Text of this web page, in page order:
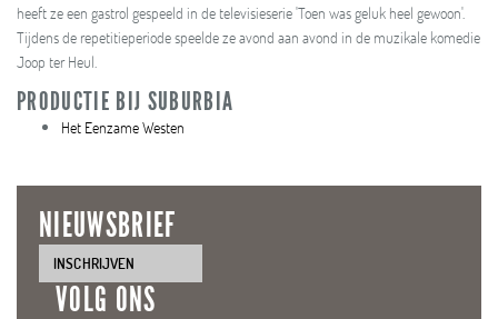
heeft ze een gastrol gespeeld in de televisieserie 'Toen was geluk heel gewoon'.
Tijdens de repetitieperiode speelde ze avond aan avond in de muzikale komedie
Joop ter Heul.
PRODUCTIE BIJ SUBURBIA
Het Eenzame Westen
NIEUWSBRIEF
INSCHRIJVEN
VOLG ONS